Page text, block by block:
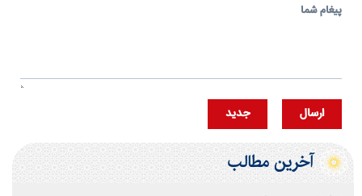
پيغام شما
ارسال جديد
آخرین مطالب